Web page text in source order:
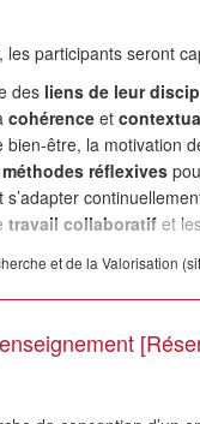
les participants seront
des liens de leur
cohérence et
bien-être, la motivation
méthodes réflexives
s’adapter
travail collaboratifet
et de la Valorisation